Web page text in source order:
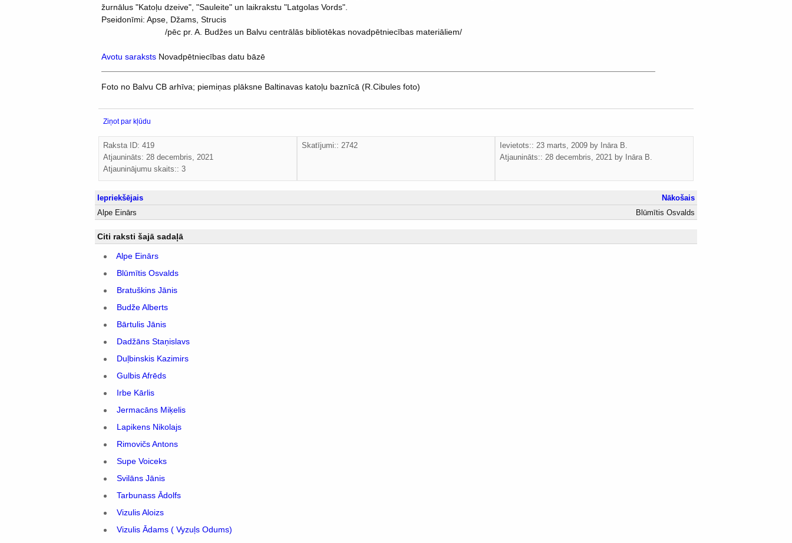
žurnālus "Katoļu dzeive", "Sauleite" un laikrakstu "Latgolas Vords".
Pseidonīmi: Apse, Džams, Strucis
/pēc pr. A. Budžes un Balvu centrālās bibliotēkas novadpētniecības materiāliem/
Avotu saraksts Novadpētniecības datu bāzē
Foto no Balvu CB arhīva; piemiņas plāksne Baltinavas katoļu baznīcā (R.Cibules foto)
Ziņot par kļūdu
Raksta ID: 419
Atjaunināts: 28 decembris, 2021
Atjauninājumu skaits:: 3
Skatījumi:: 2742 Ievietots:: 23 marts, 2009 by Ināra B.
Atjaunināts:: 28 decembris, 2021 by Ināra B.
Iepriekšējais
Nākošais
Alpe Einārs
Blūmītis Osvalds
Citi raksti šajā sadaļā
Alpe Einārs
Blūmītis Osvalds
Bratuškins Jānis
Budže Alberts
Bārtulis Jānis
Dadžāns Staņislavs
Duļbinskis Kazimirs
Gulbis Afrēds
Irbe Kārlis
Jermacāns Miķelis
Lapikens Nikolajs
Rimovičs Antons
Supe Voiceks
Svilāns Jānis
Tarbunass Ādolfs
Vizulis Aloizs
Vizulis Ādams ( Vyzuļs Odums)